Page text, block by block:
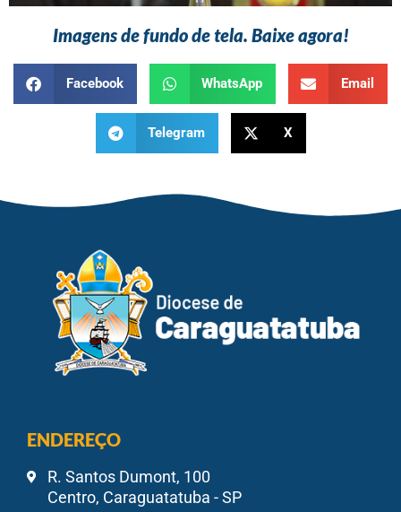
Imagens de fundo de tela. Baixe agora!
Facebook WhatsApp Email
Telegram X
ENDEREÇO
R. Santos Dumont, 100
Centro, Caraguatatuba - SP